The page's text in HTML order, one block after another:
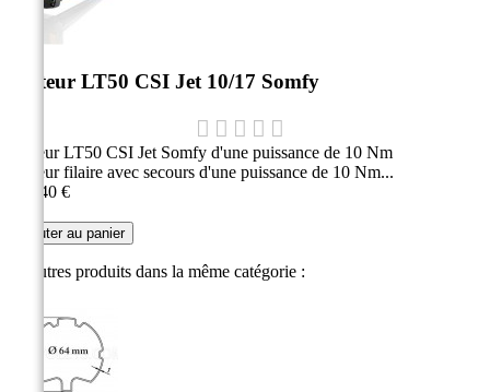
Moteur LT50 CSI Jet 10/17 Somfy
Moteur LT50 CSI Jet Somfy d'une puissance de 10 Nm
Moteur filaire avec secours d'une puissance de 10 Nm...
226,40 €
Ajouter au panier
10 autres produits dans la même catégorie :